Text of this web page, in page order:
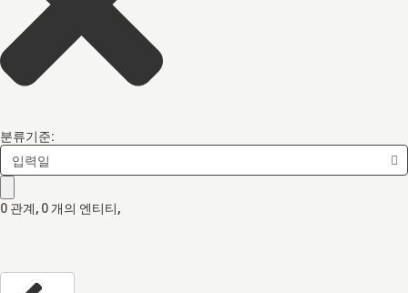
분류기준:
입력일
0 관계, 0 개의 엔티티,